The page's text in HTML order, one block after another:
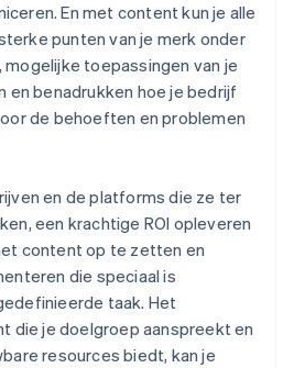
En met content kun je alle
punten van je merk onder
toepassingen van je
en benadrukken hoe je bedrijf
de behoeften en problemen
en de platforms die ze ter
een krachtige ROI opleveren
content op te zetten en
die speciaal is
taak. Het
die je doelgroep aanspreekt en
resources biedt, kan je